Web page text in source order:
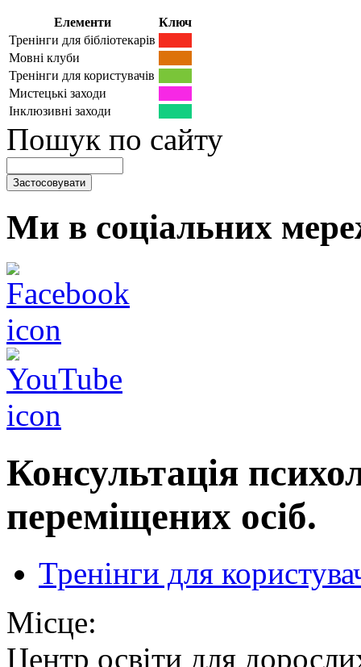
Елементи
Ключ
Тренінги для бібліотекарів
Мовні клуби
Тренінги для користувачів
Мистецькі заходи
Інклюзивні заходи
Пошук по сайту
Ми в соціальних
Консультація
переміщених осіб.
Тренінги для
Місце:
Центр освіти для